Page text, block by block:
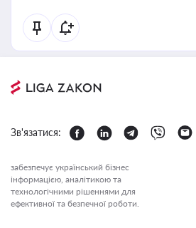
Зв'язатися:
забезпечує український бізнес
інформацією, аналітикою та
технологічними рішеннями для
ефективної та безпечної роботи.